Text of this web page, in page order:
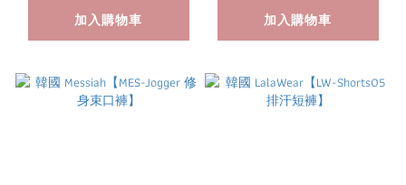
加入購物車 加入購物車